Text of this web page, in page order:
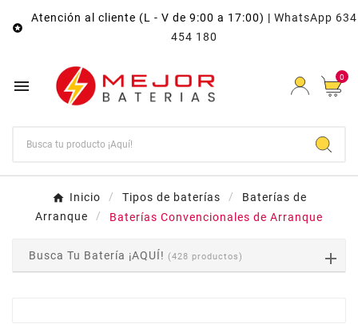

Atención al cliente (L - V de 9:00 a 17:00) | WhatsApp 634
454 180
 0
Inicio Tipos de baterías
Baterías de
Arranque
Baterías Convencionales de Arranque
Busca Tu Batería ¡AQUÍ! (428 productos)